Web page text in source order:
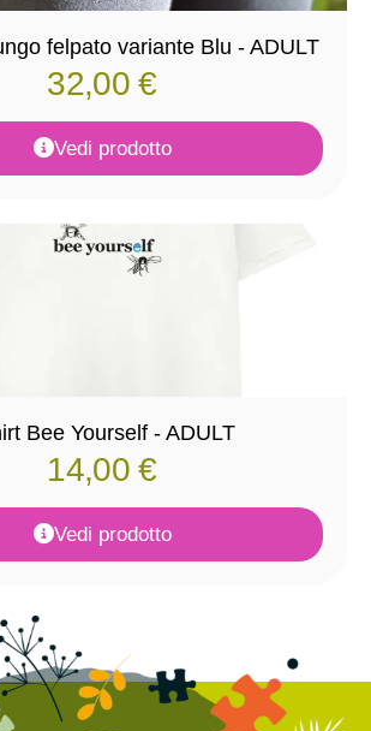
felpato variante Blu - ADULT
32,00€
Vedi prodotto
Bee Yourself - ADULT
14,00€
Vedi prodotto